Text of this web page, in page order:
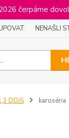
čerpáme
NENAŠLI
DDiS karoséria